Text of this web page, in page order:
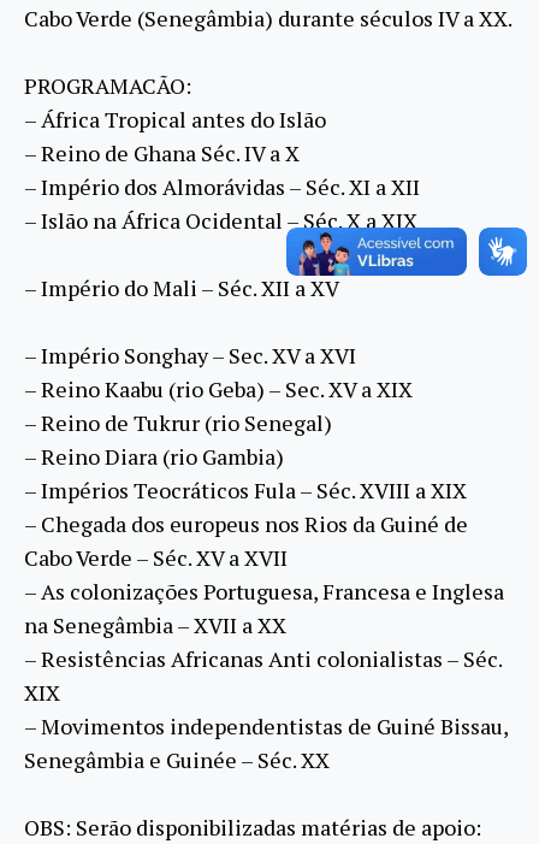
Cabo Verde (Senegâmbia) durante séculos IV a XX.
PROGRAMACÃO:
– África Tropical antes do Islão
– Reino de Ghana Séc. IV a X
– Império dos Almorávidas – Séc. XI a XII
– Islão na África Ocidental – Séc. X a XIX
– Império do Mali – Séc. XII a XV
– Império Songhay – Sec. XV a XVI
– Reino Kaabu (rio Geba) – Sec. XV a XIX
– Reino de Tukrur (rio Senegal)
– Reino Diara (rio Gambia)
– Impérios Teocráticos Fula – Séc. XVIII a XIX
– Chegada dos europeus nos Rios da Guiné de
Cabo Verde – Séc. XV a XVII
– As colonizações Portuguesa, Francesa e Inglesa
na Senegâmbia – XVII a XX
– Resistências Africanas Anti colonialistas – Séc.
XIX
– Movimentos independentistas de Guiné Bissau,
Senegâmbia e Guinée – Séc. XX
OBS: Serão disponibilizadas matérias de apoio: